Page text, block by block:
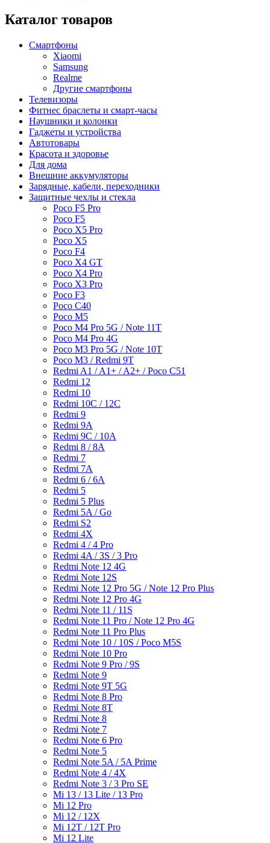
Каталог товаров
Смартфоны
Xiaomi
Samsung
Realme
Другие смартфоны
Телевизоры
Фитнес браслеты и смарт-часы
Наушники и колонки
Гаджеты и устройства
Автотовары
Красота и здоровье
Для дома
Внешние аккумуляторы
Зарядные, кабели, переходники
Защитные чехлы и стекла
Poco F5 Pro
Poco F5
Poco X5 Pro
Poco X5
Poco F4
Poco X4 GT
Poco X4 Pro
Poco X3 Pro
Poco F3
Poco C40
Poco M5
Poco M4 Pro 5G / Note 11T
Poco M4 Pro 4G
Poco M3 Pro 5G / Note 10T
Poco M3 / Redmi 9T
Redmi A1 / A1+ / A2+ / Poco C51
Redmi 12
Redmi 10
Redmi 10C / 12C
Redmi 9
Redmi 9A
Redmi 9C / 10A
Redmi 8 / 8A
Redmi 7
Redmi 7A
Redmi 6 / 6A
Redmi 5
Redmi 5 Plus
Redmi 5A / Go
Redmi S2
Redmi 4X
Redmi 4 / 4 Pro
Redmi 4A / 3S / 3 Pro
Redmi Note 12 4G
Redmi Note 12S
Redmi Note 12 Pro 5G / Note 12 Pro Plus
Redmi Note 12 Pro 4G
Redmi Note 11 / 11S
Redmi Note 11 Pro / Note 12 Pro 4G
Redmi Note 11 Pro Plus
Redmi Note 10 / 10S / Poco M5S
Redmi Note 10 Pro
Redmi Note 9 Pro / 9S
Redmi Note 9
Redmi Note 9T 5G
Redmi Note 8 Pro
Redmi Note 8T
Redmi Note 8
Redmi Note 7
Redmi Note 6 Pro
Redmi Note 5
Redmi Note 5A / 5A Prime
Redmi Note 4 / 4X
Redmi Note 3 / 3 Pro SE
Mi 13 / 13 Lite / 13 Pro
Mi 12 Pro
Mi 12 / 12X
Mi 12T / 12T Pro
Mi 12 Lite